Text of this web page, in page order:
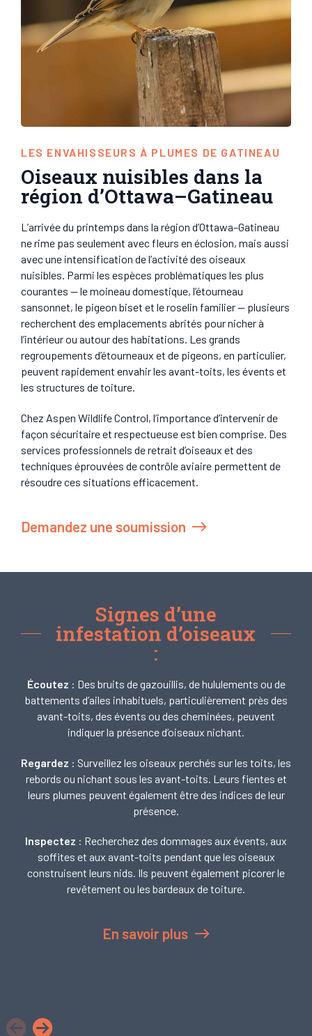
LES ENVAHISSEURS À PLUMES DE GATINEAU
Oiseaux nuisibles dans la
région d’Ottawa–Gatineau
L’arrivée du printemps dans la région d’Ottawa–Gatineau
ne rime pas seulement avec fleurs en éclosion, mais aussi
avec une intensification de l’activité des oiseaux
nuisibles. Parmi les espèces problématiques les plus
courantes — le moineau domestique, l’étourneau
sansonnet, le pigeon biset et le roselin familier — plusieurs
recherchent des emplacements abrités pour nicher à
l’intérieur ou autour des habitations. Les grands
regroupements d’étourneaux et de pigeons, en particulier,
peuvent rapidement envahir les avant-toits, les évents et
les structures de toiture.
Chez Aspen Wildlife Control, l’importance d’intervenir de
façon sécuritaire et respectueuse est bien comprise. Des
services professionnels de retrait d’oiseaux et des
techniques éprouvées de contrôle aviaire permettent de
résoudre ces situations efficacement.
Demandez une soumission
Signes d’une
infestation d’oiseaux
:
Écoutez : Des bruits de gazouillis, de hululements ou de
battements d’ailes inhabituels, particulièrement près des
avant-toits, des évents ou des cheminées, peuvent
indiquer la présence d’oiseaux nichant.
Regardez : Surveillez les oiseaux perchés sur les toits, les
rebords ou nichant sous les avant-toits. Leurs fientes et
leurs plumes peuvent également être des indices de leur
présence.
Inspectez : Recherchez des dommages aux évents, aux
soffites et aux avant-toits pendant que les oiseaux
construisent leurs nids. Ils peuvent également picorer le
revêtement ou les bardeaux de toiture.
En savoir plus